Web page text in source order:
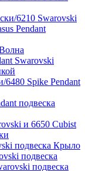
6210 Swarovski
Pendant
Swarovski
Spike Pendant
подвеска
и 6650 Cubist
подвеска Крыло
подвеска
подвеска